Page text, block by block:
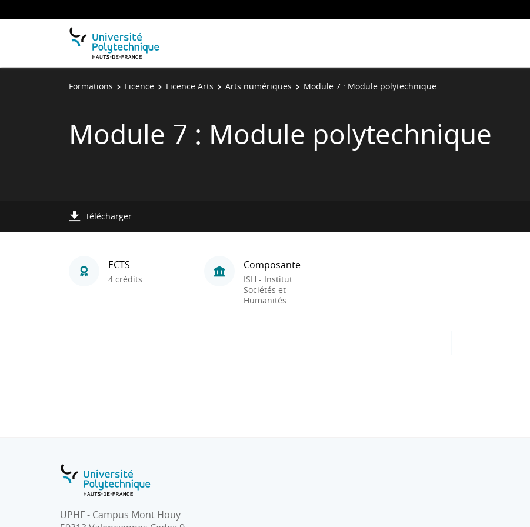
Formations Licence Licence Arts Arts numériques Module 7 : Module polytechnique
Module 7 : Module polytechnique
Télécharger
ECTS
4 crédits
Composante
ISH - Institut
Sociétés et
Humanités
UPHF - Campus Mont Houy